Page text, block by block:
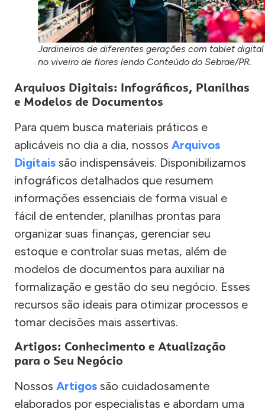
Jardineiros de diferentes gerações com tablet digital
no viveiro de flores lendo Conteúdo do Sebrae/PR.
Arquivos Digitais: Infográficos, Planilhas
e Modelos de Documentos
Para quem busca materiais práticos e
aplicáveis no dia a dia, nossos Arquivos
Digitais são indispensáveis. Disponibilizamos
infográficos detalhados que resumem
informações essenciais de forma visual e
fácil de entender, planilhas prontas para
organizar suas finanças, gerenciar seu
estoque e controlar suas metas, além de
modelos de documentos para auxiliar na
formalização e gestão do seu negócio. Esses
recursos são ideais para otimizar processos e
tomar decisões mais assertivas.
Artigos: Conhecimento e Atualização
para o Seu Negócio
Nossos Artigos são cuidadosamente
elaborados por especialistas e abordam uma